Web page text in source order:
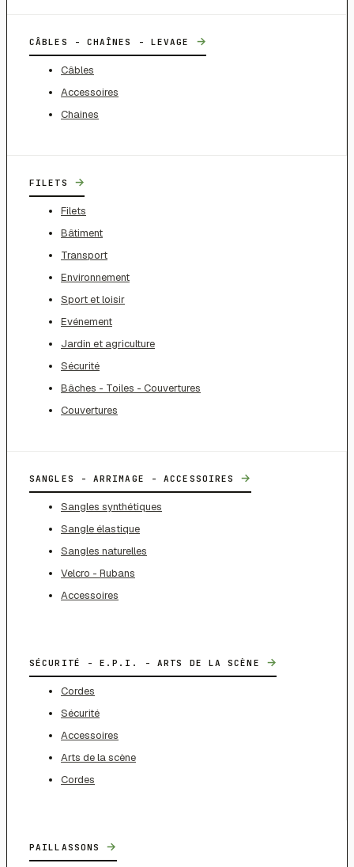
CÂBLES - CHAÎNES - LEVAGE →
Câbles
Accessoires
Chaines
FILETS →
Filets
Bâtiment
Transport
Environnement
Sport et loisir
Evénement
Jardin et agriculture
Sécurité
Bâches - Toiles - Couvertures
Couvertures
SANGLES - ARRIMAGE - ACCESSOIRES →
Sangles synthétiques
Sangle élastique
Sangles naturelles
Velcro - Rubans
Accessoires
SÉCURITÉ - E.P.I. - ARTS DE LA SCÈNE →
Cordes
Sécurité
Accessoires
Arts de la scène
Cordes
PAILLASSONS →